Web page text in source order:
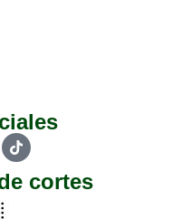
cortes